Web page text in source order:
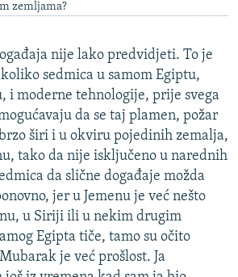
zemljama?
nije lako predvidjeti. To je
sedmica u samom Egiptu,
i moderne tehnologije, prije svega
da se taj plamen, požar
širi i u okviru pojedinih zemalja,
tako da nije isključeno u narednih
da slične događaje možda
jer u Jemenu je već nešto
u Siriji ili u nekim drugim
Egipta tiče, tamo su očito
je već prošlost. Ja